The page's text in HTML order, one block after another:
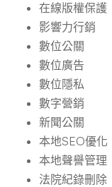
在線版權保護
影響力行銷
數位公關
數位廣告
數位隱私
數字營銷
新聞公關
本地SEO優化
本地聲譽管理
法院紀錄刪除